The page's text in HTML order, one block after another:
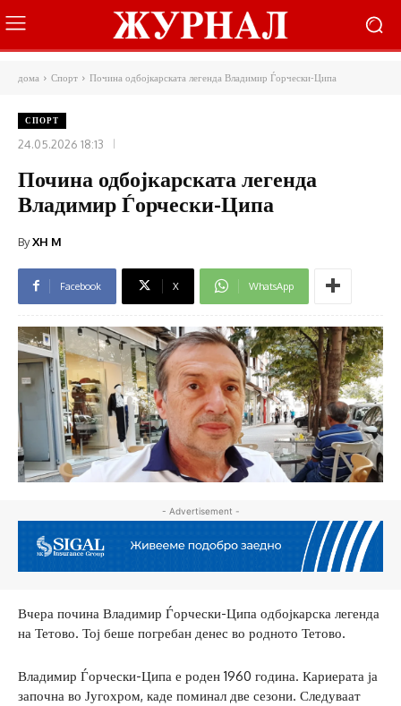
дома Спорт Почина одбојкарската легенда Владимир Ѓорчески-Ципа
СПОРТ
24.05.2026 18:13
Почина одбојкарската легенда
Владимир Ѓорчески-Ципа
ByXH M
Facebook X WhatsApp
- Advertisement -
Вчера почина Владимир Ѓорчески-Ципа одбојкарска легенда
на Тетово. Тој беше погребан денес во родното Тетово.
Владимир Ѓорчески-Ципа е роден 1960 година. Кариерата ја
започна во Југохром, каде поминал две сезони. Следуваат